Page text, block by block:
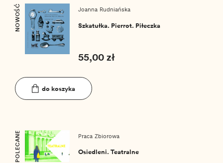
NOWOŚĆ Joanna Rudniańska
Szkatułka. Pierrot. Piłeczka
55,00 zł
do koszyka
POLECANE Praca Zbiorowa
Osiedleni. Teatralne